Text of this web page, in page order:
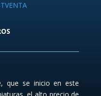
que se inicio en este